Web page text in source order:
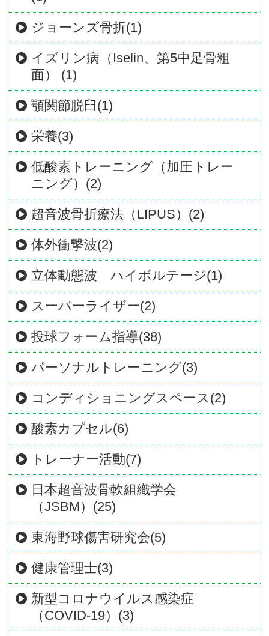
ジョーンズ骨折(1)
イズリン病（Iselin、第5中足骨粗
面） (1)
顎関節脱臼(1)
栄養(3)
低酸素トレーニング（加圧トレー
ニング）(2)
超音波骨折療法（LIPUS）(2)
体外衝撃波(2)
立体動態波 ハイボルテージ(1)
スーパーライザー(2)
投球フォーム指導(38)
パーソナルトレーニング(3)
コンディショニングスペース(2)
酸素カプセル(6)
トレーナー活動(7)
日本超音波骨軟組織学会
（JSBM）(25)
東海野球傷害研究会(5)
健康管理士(3)
新型コロナウイルス感染症
（COVID-19）(3)